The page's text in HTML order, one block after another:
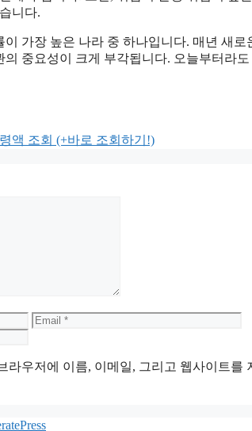
니다.
가장 높은 나라 중 하나입니다. 매년 새
중요성이 크게 부각됩니다. 오늘부터라
액 조회 (+바로 조회하기!)
Email
라우저에 이름, 이메일, 그리고 웹사이트를